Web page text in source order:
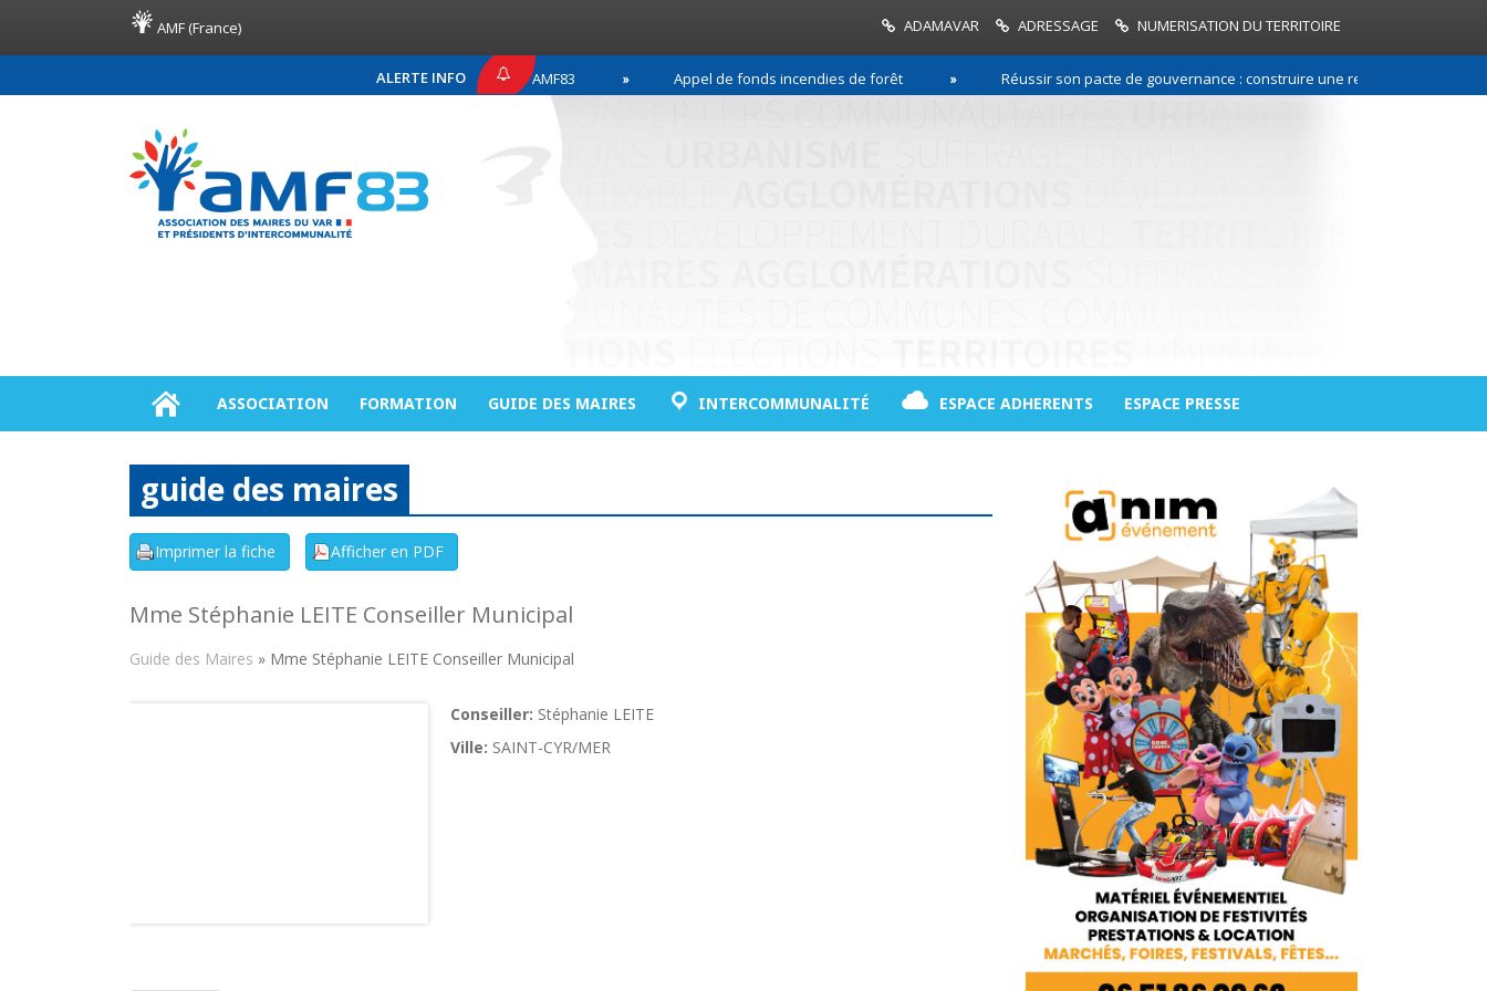
AMF (France) ADAMAVAR ADRESSAGE NUMERISATION DU TERRITOIRE
ALERTE INFO
COMMUNIQUÉ DE PRESSE AMF83 Appel de fonds incendies de forêt Réussir son pacte de gouvernance : construire une relation de confiance
ASSOCIATION FORMATION GUIDE DES MAIRES INTERCOMMUNALITÉ ESPACE ADHERENTS ESPACE PRESSE
guide des maires
Mme Stéphanie LEITE Conseiller Municipal
Guide des Maires » Mme Stéphanie LEITE Conseiller Municipal
Conseiller: Stéphanie LEITE
Ville: SAINT-CYR/MER